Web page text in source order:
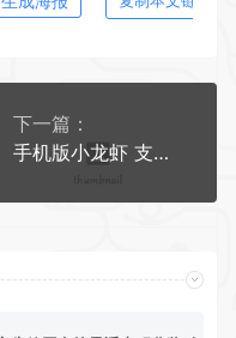
下一篇：
手机版小龙虾 支持技能 本地模型